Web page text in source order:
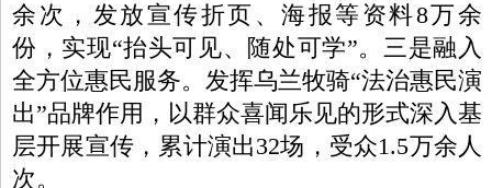
余次，发放宣传折页、海报等资料8万余
份，实现“抬头可见、随处可学”。三是融入
全方位惠民服务。发挥乌兰牧骑“法治惠民演
出”品牌作用，以群众喜闻乐见的形式深入基
层开展宣传，累计演出32场，受众1.5万余人
次。